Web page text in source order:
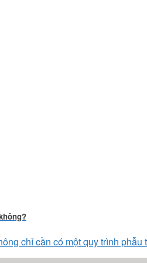
chỉ cần có một quy trình phẫu